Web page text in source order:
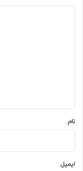
نام
ایمیل